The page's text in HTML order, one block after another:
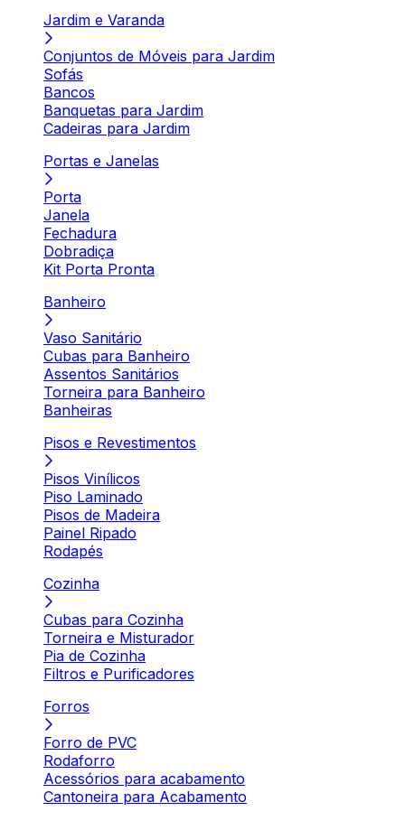
Jardim e Varanda
Conjuntos de Móveis para Jardim
Sofás
Bancos
Banquetas para Jardim
Cadeiras para Jardim
Portas e Janelas
Porta
Janela
Fechadura
Dobradiça
Kit Porta Pronta
Banheiro
Vaso Sanitário
Cubas para Banheiro
Assentos Sanitários
Torneira para Banheiro
Banheiras
Pisos e Revestimentos
Pisos Vinílicos
Piso Laminado
Pisos de Madeira
Painel Ripado
Rodapés
Cozinha
Cubas para Cozinha
Torneira e Misturador
Pia de Cozinha
Filtros e Purificadores
Forros
Forro de PVC
Rodaforro
Acessórios para acabamento
Cantoneira para Acabamento